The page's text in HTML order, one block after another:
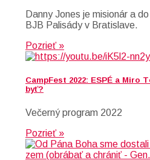
Danny Jones je misionár a
BJB Palisády v Bratislave.
Pozrieť »
CampFest 2022: ESPÉ a Miro
byť?
Večerný program 2022
Pozrieť »